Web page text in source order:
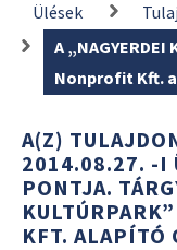
Ülések
A „NAGYERDEI
Nonprofit Kft.
A(Z)
2014.08.27. -I
PONTJA.
KFT. ALAPÍTÓ